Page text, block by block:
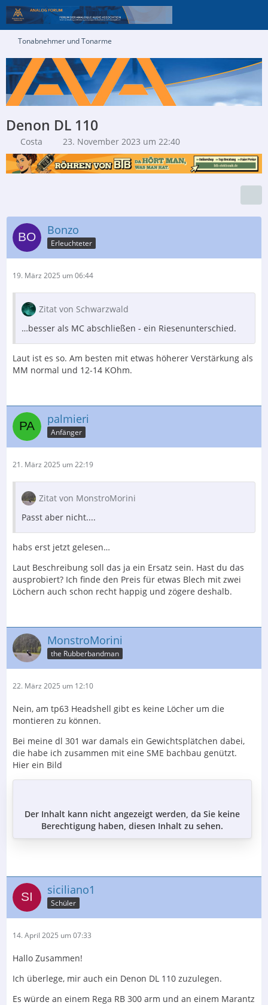
Tonabnehmer und Tonarme
Denon DL 110
Costa 23. November 2023 um 22:40
Bonzo
Erleuchteter
19. März 2025 um 06:44
Zitat von Schwarzwald
…besser als MC abschließen - ein Riesenunterschied.
Laut ist es so. Am besten mit etwas höherer Verstärkung als
MM normal und 12-14 KOhm.
palmieri
Anfänger
21. März 2025 um 22:19
Zitat von MonstroMorini
Passt aber nicht....
habs erst jetzt gelesen…
Laut Beschreibung soll das ja ein Ersatz sein. Hast du das
ausprobiert? Ich finde den Preis für etwas Blech mit zwei
Löchern auch schon recht happig und zögere deshalb.
MonstroMorini
the Rubberbandman
22. März 2025 um 12:10
Nein, am tp63 Headshell gibt es keine Löcher um die
montieren zu können.
Bei meine dl 301 war damals ein Gewichtsplätchen dabei,
die habe ich zusammen mit eine SME bachbau genützt.
Hier ein Bild
Der Inhalt kann nicht angezeigt werden, da Sie keine
Berechtigung haben, diesen Inhalt zu sehen.
siciliano1
Schüler
14. April 2025 um 07:33
Hallo Zusammen!
Ich überlege, mir auch ein Denon DL 110 zuzulegen.
Es würde an einem Rega RB 300 arm und an einem Marantz